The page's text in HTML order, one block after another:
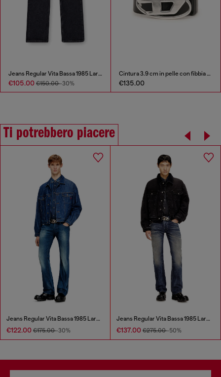
Jeans Regular Vita Bassa 1985 Larkee
€105.00 €150.00-30%
Cintura 3.9 cm in pelle con fibbia a D
€135.00
Ti potrebbero piacere
Jeans Regular Vita Bassa 1985 Larkee
€122.00 €175.00-30%
Jeans Regular Vita Bassa 1985 Larkee
€137.00 €275.00-50%